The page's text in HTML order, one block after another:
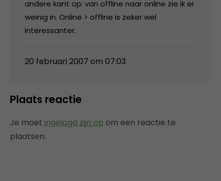
andere kant op: van offline naar online zie ik er
weinig in. Online > offline is zeker wel
interessanter.
20 februari 2007 om 07:03
Plaats reactie
Je moet ingelogd zijn op om een reactie te
plaatsen.